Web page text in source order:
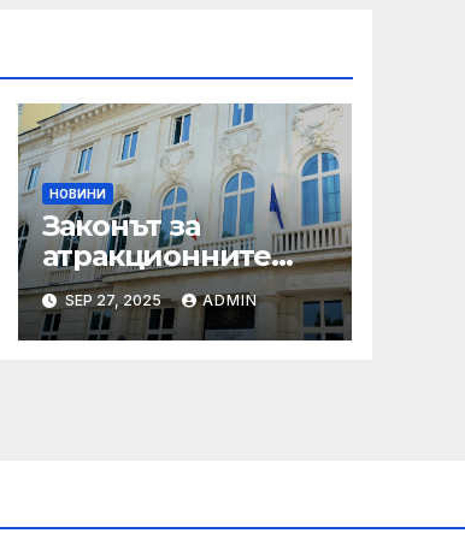
НОВИНИ
Законът за
атракционните
услуги е
публикуван за
обществено
SEP 27, 2025 ADMIN